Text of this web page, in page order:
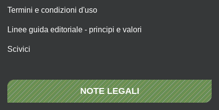
Termini e condizioni d'uso
Linee guida editoriale - principi e valori
Scivici
NOTE LEGALI